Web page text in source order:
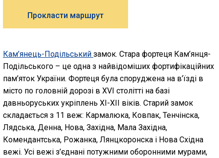
Прокласти маршрут
Кам’янець-Подільський замок. Стара фортеця Кам’янця-
Подільського – це одна з найвідоміших фортифікаційних
пам’яток України. Фортеця була споруджена на в’їзді в
місто по головній дорозі в XVI столітті на базі
давньоруських укріплень XI-XII віків. Старий замок
складається з 11 веж: Кармалюка, Ковпак, Тенчінска,
Лядська, Денна, Нова, Західна, Мала Західна,
Комендантська, Рожанка, Лянцкоронска і Нова Східна
вежі. Усі вежі з’єднані потужними оборонними мурами,